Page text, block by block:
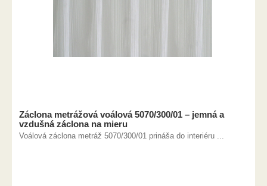
Záclona metrážová voálová 5070/300/01 – jemná a
vzdušná záclona na mieru
Voálová záclona metráž 5070/300/01 prináša do interiéru ...